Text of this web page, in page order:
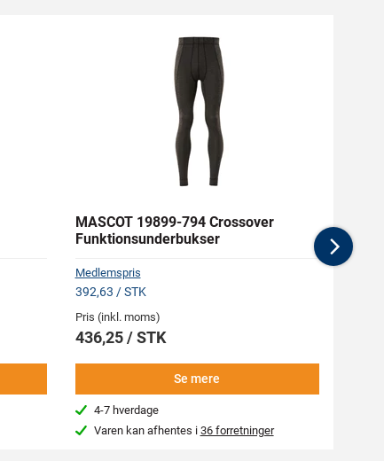
MASCOT 19899-794 Crossover
Funktionsunderbukser
Medlemspris
392,63 / STK
Pris (inkl. moms)
436,25 / STK
Se mere
4-7 hverdage
Varen kan afhentes i 36 forretninger